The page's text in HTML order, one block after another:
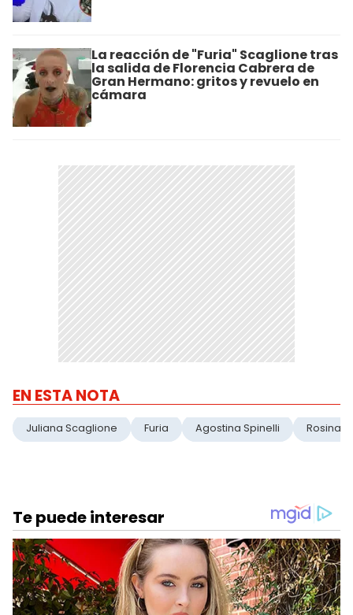
La reacción de "Furia" Scaglione tras
la salida de Florencia Cabrera de
Gran Hermano: gritos y revuelo en
cámara
EN ESTA NOTA
Juliana Scaglione Furia Agostina Spinelli Rosina